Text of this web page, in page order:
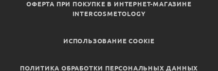
ОФЕРТА ПРИ ПОКУПКЕ В ИНТЕРНЕТ-МАГАЗИНЕ
INTERCOSMETOLOGY
ИСПОЛЬЗОВАНИЕ COOKIE
ПОЛИТИКА ОБРАБОТКИ ПЕРСОНАЛЬНЫХ ДАННЫХ